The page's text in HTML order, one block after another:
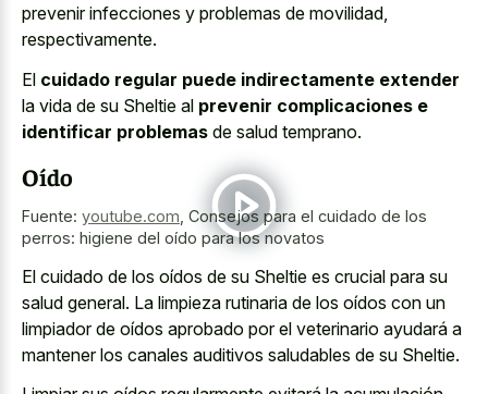
prevenir infecciones y problemas de movilidad,
respectivamente.
El cuidado regular puede indirectamente extender
la vida de su Sheltie al prevenir complicaciones e
identificar problemas de salud temprano.
Oído
Fuente: youtube.com, Consejos para el cuidado de los
perros: higiene del oído para los novatos
El cuidado de los oídos de su Sheltie es crucial para su
salud general. La limpieza rutinaria de los oídos con un
limpiador de oídos aprobado por el veterinario ayudará a
mantener los canales auditivos saludables de su Sheltie.